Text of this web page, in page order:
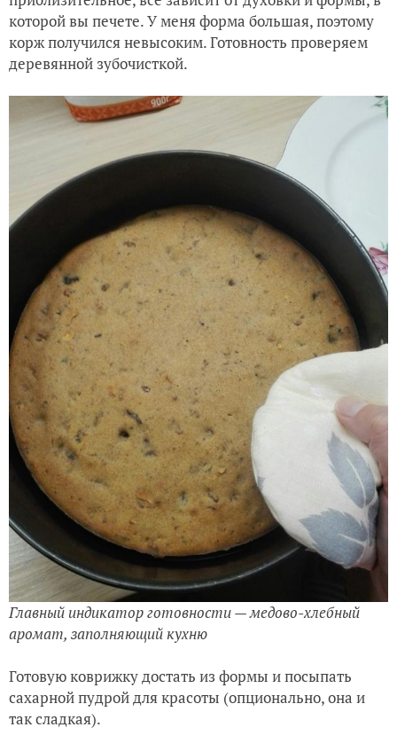
которой вы печете. У меня форма большая, поэтому
корж получился невысоким. Готовность проверяем
деревянной зубочисткой.
Главный индикатор готовности — медово-хлебный
аромат, заполняющий кухню
Готовую коврижку достать из формы и посыпать
сахарной пудрой для красоты (опционально, она и
так сладкая).